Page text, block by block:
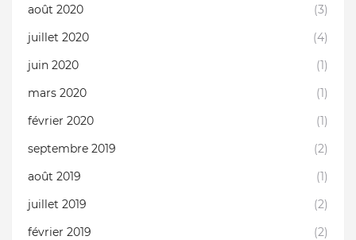
août 2020
(3)
juillet 2020
(4)
juin 2020
(1)
mars 2020
(1)
février 2020
(1)
septembre 2019
(2)
août 2019
(1)
juillet 2019
(2)
février 2019
(2)